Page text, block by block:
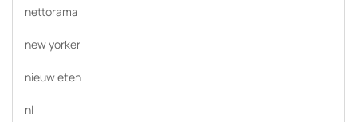
nettorama
new yorker
nieuw eten
nl